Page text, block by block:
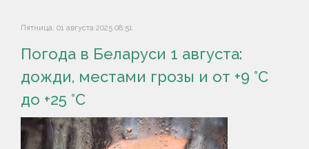
Пятница, 01 августа 2025 08:51
Погода в Беларуси 1 августа:
дожди, местами грозы и от +9 °С
до +25 °С